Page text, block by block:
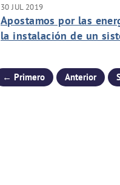
30 JUL 2019
Apostamos por las
la instalación de un
la cubierta de la
← Primero Anterior